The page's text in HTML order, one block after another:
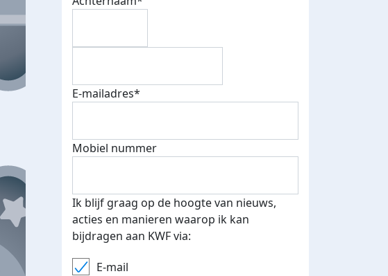
E-mails verstuurd
Top fondsenwerver
E-mailadres*
Mobiel nummer
Ik blijf graag op de hoogte van nieuws,
acties en manieren waarop ik kan
bijdragen aan KWF via:
E-mail